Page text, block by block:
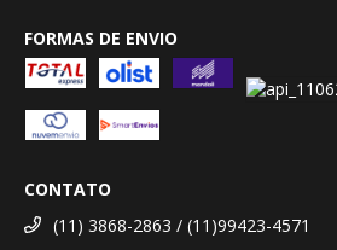
FORMAS DE ENVIO
CONTATO
(11) 3868-2863 / (11)99423-4571